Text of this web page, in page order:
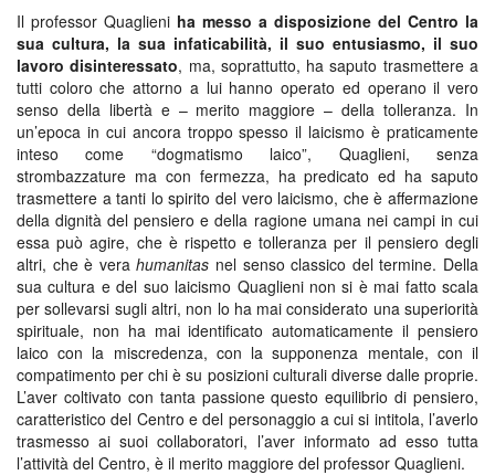
Il professor Quaglieni ha messo a disposizione del Centro la
sua cultura, la sua infaticabilità, il suo entusiasmo, il suo
lavoro disinteressato, ma, soprattutto, ha saputo trasmettere a
tutti coloro che attorno a lui hanno operato ed operano il vero
senso della libertà e – merito maggiore – della tolleranza. In
un’epoca in cui ancora troppo spesso il laicismo è praticamente
inteso come “dogmatismo laico”, Quaglieni, senza
strombazzature ma con fermezza, ha predicato ed ha saputo
trasmettere a tanti lo spirito del vero laicismo, che è affermazione
della dignità del pensiero e della ragione umana nei campi in cui
essa può agire, che è rispetto e tolleranza per il pensiero degli
altri, che è verahumanitas nel senso classico del termine. Della
sua cultura e del suo laicismo Quaglieni non si è mai fatto scala
per sollevarsi sugli altri, non lo ha mai considerato una superiorità
spirituale, non ha mai identificato automaticamente il pensiero
laico con la miscredenza, con la supponenza mentale, con il
compatimento per chi è su posizioni culturali diverse dalle proprie.
L’aver coltivato con tanta passione questo equilibrio di pensiero,
caratteristico del Centro e del personaggio a cui si intitola, l’averlo
trasmesso ai suoi collaboratori, l’aver informato ad esso tutta
l’attività del Centro, è il merito maggiore del professor Quaglieni.